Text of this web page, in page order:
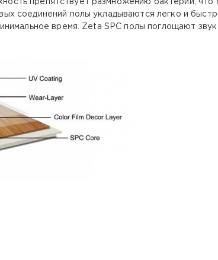
препятствует размножению бактерий,
соединений полы укладываются легко и
время. Zeta SPC полы поглощают